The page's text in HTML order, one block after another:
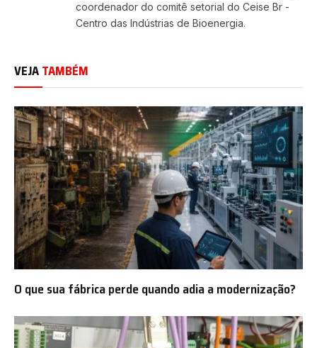
coordenador do comitê setorial do Ceise Br -
Centro das Indústrias de Bioenergia.
VEJATAMBÉM
O que sua fábrica perde quando adia a modernização?